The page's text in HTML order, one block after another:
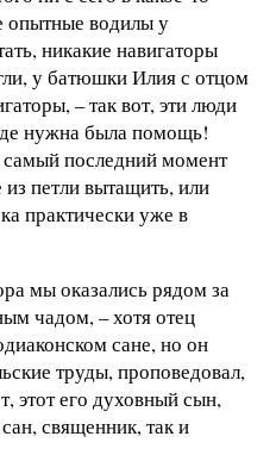
опытные водилы у
никакие навигаторы
у батюшки Илия с отцом
– так вот, эти люди
нужна была помощь!
последний момент
из петли вытащить, или
практически уже в
мы оказались рядом за
чадом, – хотя отец
сане, но он
труды, проповедовал,
этот его духовный сын,
священник, так и